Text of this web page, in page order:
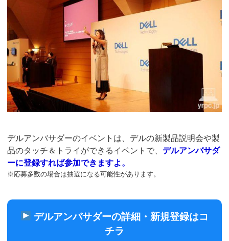
デルアンバサダーのイベントは、デルの新製品説明会や製
品のタッチ＆トライができるイベントで、デルアンバサダ
ーに登録すれば参加できますよ。
※応募多数の場合は抽選になる可能性があります。
デルアンバサダーの詳細・新規登録はコ
チラ